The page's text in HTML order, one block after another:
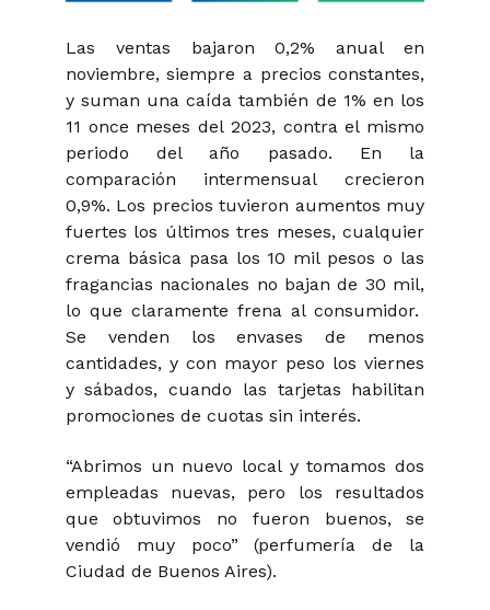
Las ventas bajaron 0,2% anual en
noviembre, siempre a precios constantes,
y suman una caída también de 1% en los
11 once meses del 2023, contra el mismo
periodo del año pasado. En la
comparación intermensual crecieron
0,9%. Los precios tuvieron aumentos muy
fuertes los últimos tres meses, cualquier
crema básica pasa los 10 mil pesos o las
fragancias nacionales no bajan de 30 mil,
lo que claramente frena al consumidor.
Se venden los envases de menos
cantidades, y con mayor peso los viernes
y sábados, cuando las tarjetas habilitan
promociones de cuotas sin interés.
“Abrimos un nuevo local y tomamos dos
empleadas nuevas, pero los resultados
que obtuvimos no fueron buenos, se
vendió muy poco” (perfumería de la
Ciudad de Buenos Aires).